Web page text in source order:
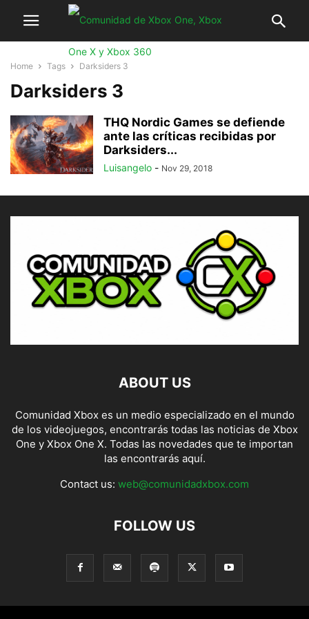
Home Tags Darksiders 3
Darksiders 3
THQ Nordic Games se defiende
ante las críticas recibidas por
Darksiders...
Luisangelo - Nov 29, 2018
ABOUT US
Comunidad Xbox es un medio especializado en el mundo
de los videojuegos, encontrarás todas las noticias de Xbox
One y Xbox One X. Todas las novedades que te importan
las encontrarás aquí.
Contact us: web@comunidadxbox.com
FOLLOW US